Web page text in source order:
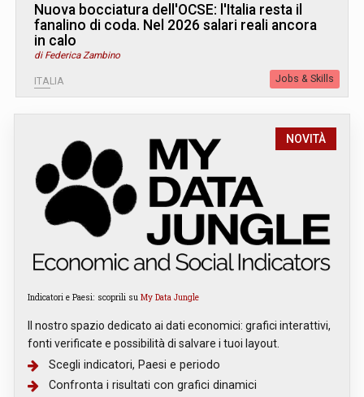
Nuova bocciatura dell'OCSE: l'Italia resta il
fanalino di coda. Nel 2026 salari reali ancora
in calo
di Federica Zambino
ITALIA Jobs & Skills
NOVITÀ
Indicatori e Paesi: scoprili su My Data Jungle
Il nostro spazio dedicato ai dati economici: grafici interattivi,
fonti verificate e possibilità di salvare i tuoi layout.
Scegli indicatori, Paesi e periodo
Confronta i risultati con grafici dinamici